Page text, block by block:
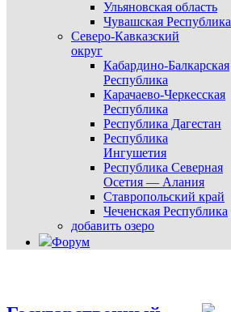
Ульяновская область
Чувашская Республика
Северо-Кавказский
округ
Кабардино-Балкарская
Республика
Карачаево-Черкесская
Республика
Республика Дагестан
Республика
Ингушетия
Республика Северная
Осетия — Алания
Ставропольский край
Чеченская Республика
добавить озеро
Форум